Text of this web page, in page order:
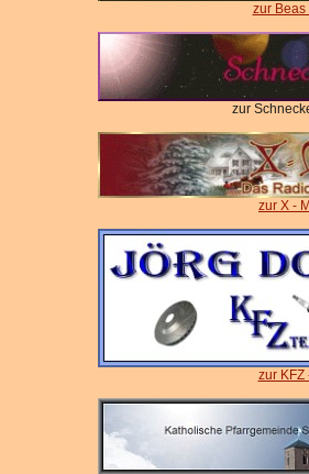
zur Beas
zur
zur X -
zur KFZ